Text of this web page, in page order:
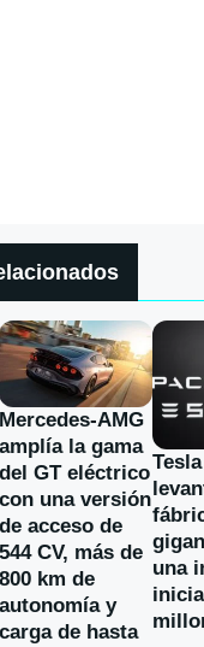
Mercedes-AMG
amplía la gama
del GT eléctrico
con una versión
de acceso de
544 CV, más de
800 km de
autonomía y
carga de hasta
una